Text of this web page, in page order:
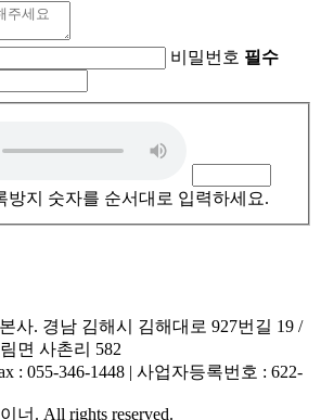
비밀번호 필수
방지 숫자를 순서대로 입력하세요.
사. 경남 김해시 김해대로 927번길 19 /
면 사촌리 582
: 055-346-1448 | 사업자등록번호 : 622-
너. All rights reserved.